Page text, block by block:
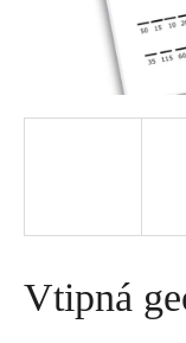
Vtipná
t